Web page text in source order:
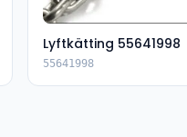
Lyftkätting 55641998
55641998